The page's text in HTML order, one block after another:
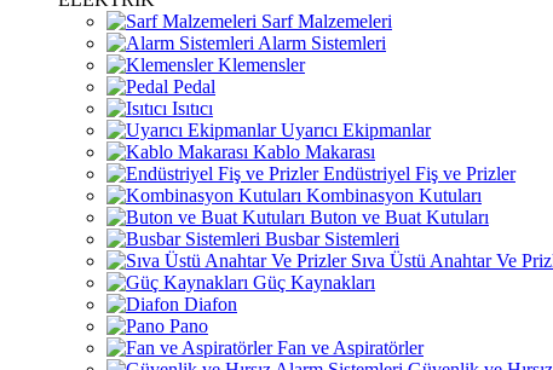
Sarf Malzemeleri
Alarm Sistemleri
Klemensler
Pedal
Isıtıcı
Uyarıcı Ekipmanlar
Kablo Makarası
Endüstriyel Fiş ve Prizler
Kombinasyon Kutuları
Buton ve Buat Kutuları
Busbar Sistemleri
Sıva Üstü Anahtar Ve
Güç Kaynakları
Diafon
Pano
Fan ve Aspiratörler